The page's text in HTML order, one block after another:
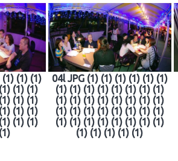
(1) (1) (1)
(1) (1)
(1) (1)
(1) (1)
(1) (1)
04l JPG (1) (1) (1) (1) (1) (1)
(1) (1) (1) (1) (1) (1) (1) (1)
(1) (1) (1) (1) (1) (1) (1) (1)
(1) (1) (1) (1) (1) (1) (1) (1)
(1) (1) (1) (1) (1) (1) (1) (1)
(1) (1) (1) (1) (1)